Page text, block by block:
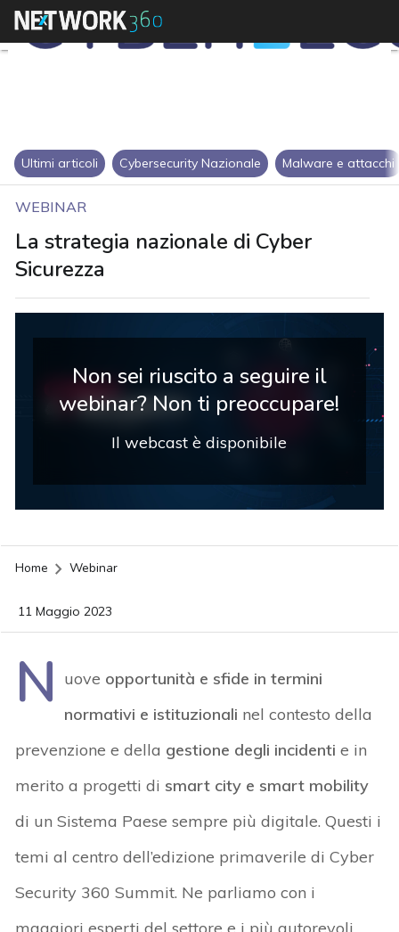
Ultimi articoli Cybersecurity Nazionale Malware e attacchi
WEBINAR
La strategia nazionale di Cyber
Sicurezza
Non sei riuscito a seguire il
webinar? Non ti preoccupare!
Il webcast è disponibile
Home Webinar
11 Maggio 2023
N uove opportunità e sfide in termini
normativi e istituzionali nel contesto della
prevenzione e della gestione degli incidenti e in
merito a progetti di smart city e smart mobility
di un Sistema Paese sempre più digitale. Questi i
temi al centro dell’edizione primaverile di Cyber
Security 360 Summit. Ne parliamo con i